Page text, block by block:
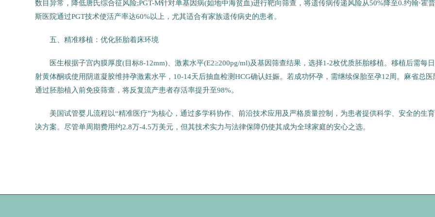
数目异常，降低唐氏综合征风险;PGT-M针对单基因病(如地中海贫血)进行靶向筛查，将遗传病传递风险从50%降至0.约翰·霍
斯医院通过PGT技术使活产率达60%以上，尤其适合有家族遗传病史的患者。
五、精准移植：优化胚胎着床环境
医生根据子宫内膜厚度(目标8-12mm)、激素水平(E2≥200pg/ml)及基因筛查结果，选择1-2枚优质胚胎移植。移植后需每
射黄体酮或使用阴道凝胶维持孕激素水平，10-14天后抽血检测HCG确认妊娠。若成功怀孕，需继续保胎至孕12周。麻省总医
通过胚胎植入前免疫筛查，将反复流产患者存活率提升至98%。
美国试管婴儿流程以“精准医疗”为核心，通过多学科协作、前沿技术应用及严格质量控制，为患者提供科学、安全的生
决方案。尽管单周期费用约2.8万-4.5万美元，但其技术实力与法律保障仍使其成为全球家庭的安心之选。